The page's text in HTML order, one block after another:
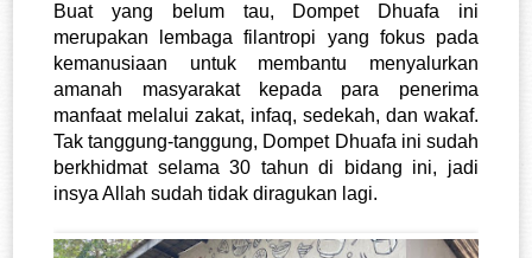
Buat yang belum tau, Dompet Dhuafa ini
merupakan lembaga filantropi yang fokus pada
kemanusiaan untuk membantu menyalurkan
amanah masyarakat kepada para penerima
manfaat melalui zakat, infaq, sedekah, dan wakaf.
Tak tanggung-tanggung, Dompet Dhuafa ini sudah
berkhidmat selama 30 tahun di bidang ini, jadi
insya Allah sudah tidak diragukan lagi.